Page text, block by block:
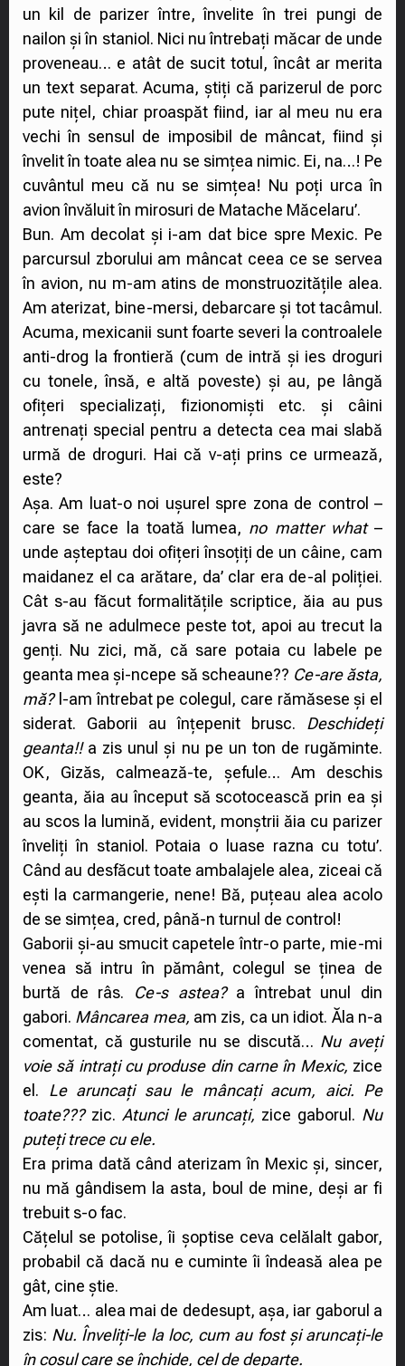
un kil de parizer între, învelite în trei pungi de
nailon și în staniol. Nici nu întrebați măcar de unde
proveneau… e atât de sucit totul, încât ar merita
un text separat. Acuma, știți că parizerul de porc
pute nițel, chiar proaspăt fiind, iar al meu nu era
vechi în sensul de imposibil de mâncat, fiind și
învelit în toate alea nu se simțea nimic. Ei, na…! Pe
cuvântul meu că nu se simțea! Nu poți urca în
avion învăluit în mirosuri de Matache Măcelaru’.
Bun. Am decolat și i-am dat bice spre Mexic. Pe
parcursul zborului am mâncat ceea ce se servea
în avion, nu m-am atins de monstruozitățile alea.
Am aterizat, bine-mersi, debarcare și tot tacâmul.
Acuma, mexicanii sunt foarte severi la controalele
anti-drog la frontieră (cum de intră și ies droguri
cu tonele, însă, e altă poveste) și au, pe lângă
ofițeri specializați, fizionomiști etc. și câini
antrenați special pentru a detecta cea mai slabă
urmă de droguri. Hai că v-ați prins ce urmează,
este?
Așa. Am luat-o noi ușurel spre zona de control –
care se face la toată lumea, no matter what–
unde așteptau doi ofițeri însoțiți de un câine, cam
maidanez el ca arătare, da’ clar era de-al poliției.
Cât s-au făcut formalitățile scriptice, ăia au pus
javra să ne adulmece peste tot, apoi au trecut la
genți. Nu zici, mă, că sare potaia cu labele pe
geanta mea și-ncepe să scheaune?? Ce-are ăsta,
mă?l-am întrebat pe colegul, care rămăsese și el
siderat. Gaborii au înțepenit brusc. Deschideți
geanta!! a zis unul și nu pe un ton de rugăminte.
OK, Gizăs, calmează-te, șefule… Am deschis
geanta, ăia au început să scotocească prin ea și
au scos la lumină, evident, monștrii ăia cu parizer
înveliți în staniol. Potaia o luase razna cu totu’.
Când au desfăcut toate ambalajele alea, ziceai că
ești la carmangerie, nene! Bă, puțeau alea acolo
de se simțea, cred, până-n turnul de control!
Gaborii și-au smucit capetele într-o parte, mie-mi
venea să intru în pământ, colegul se ținea de
burtă de râs.
Ce-s astea?a întrebat unul din
gabori. Mâncarea mea, am zis, ca un idiot. Ăla n-a
comentat, că gusturile nu se discută… Nu aveți
voie să intrați cu produse din carne în Mexic, zice
el. Le aruncați sau le mâncați acum, aici. Pe
toate???zic. Atunci le aruncați, zice gaborul. Nu
puteți trece cu ele.
Era prima dată când aterizam în Mexic și, sincer,
nu mă gândisem la asta, boul de mine, deși ar fi
trebuit s-o fac.
Cățelul se potolise, îi șoptise ceva celălalt gabor,
probabil că dacă nu e cuminte îi îndeasă alea pe
gât, cine știe.
Am luat… alea mai de dedesupt, așa, iar gaborul a
zis: Nu. Înveliți-le la loc, cum au fost și aruncați-le
în coșul care se închide, cel de departe.